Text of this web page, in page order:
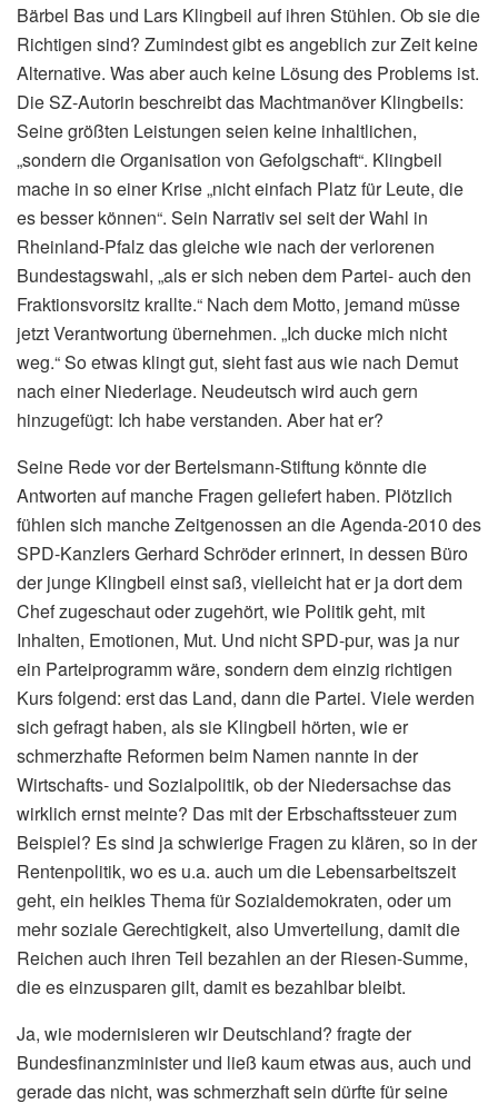
Bärbel Bas und Lars Klingbeil auf ihren Stühlen. Ob sie die
Richtigen sind? Zumindest gibt es angeblich zur Zeit keine
Alternative. Was aber auch keine Lösung des Problems ist.
Die SZ-Autorin beschreibt das Machtmanöver Klingbeils:
Seine größten Leistungen seien keine inhaltlichen,
„sondern die Organisation von Gefolgschaft“. Klingbeil
mache in so einer Krise „nicht einfach Platz für Leute, die
es besser können“. Sein Narrativ sei seit der Wahl in
Rheinland-Pfalz das gleiche wie nach der verlorenen
Bundestagswahl, „als er sich neben dem Partei- auch den
Fraktionsvorsitz krallte.“ Nach dem Motto, jemand müsse
jetzt Verantwortung übernehmen. „Ich ducke mich nicht
weg.“ So etwas klingt gut, sieht fast aus wie nach Demut
nach einer Niederlage. Neudeutsch wird auch gern
hinzugefügt: Ich habe verstanden. Aber hat er?
Seine Rede vor der Bertelsmann-Stiftung könnte die
Antworten auf manche Fragen geliefert haben. Plötzlich
fühlen sich manche Zeitgenossen an die Agenda-2010 des
SPD-Kanzlers Gerhard Schröder erinnert, in dessen Büro
der junge Klingbeil einst saß, vielleicht hat er ja dort dem
Chef zugeschaut oder zugehört, wie Politik geht, mit
Inhalten, Emotionen, Mut. Und nicht SPD-pur, was ja nur
ein Parteiprogramm wäre, sondern dem einzig richtigen
Kurs folgend: erst das Land, dann die Partei. Viele werden
sich gefragt haben, als sie Klingbeil hörten, wie er
schmerzhafte Reformen beim Namen nannte in der
Wirtschafts- und Sozialpolitik, ob der Niedersachse das
wirklich ernst meinte? Das mit der Erbschaftssteuer zum
Beispiel? Es sind ja schwierige Fragen zu klären, so in der
Rentenpolitik, wo es u.a. auch um die Lebensarbeitszeit
geht, ein heikles Thema für Sozialdemokraten, oder um
mehr soziale Gerechtigkeit, also Umverteilung, damit die
Reichen auch ihren Teil bezahlen an der Riesen-Summe,
die es einzusparen gilt, damit es bezahlbar bleibt.
Ja, wie modernisieren wir Deutschland? fragte der
Bundesfinanzminister und ließ kaum etwas aus, auch und
gerade das nicht, was schmerzhaft sein dürfte für seine